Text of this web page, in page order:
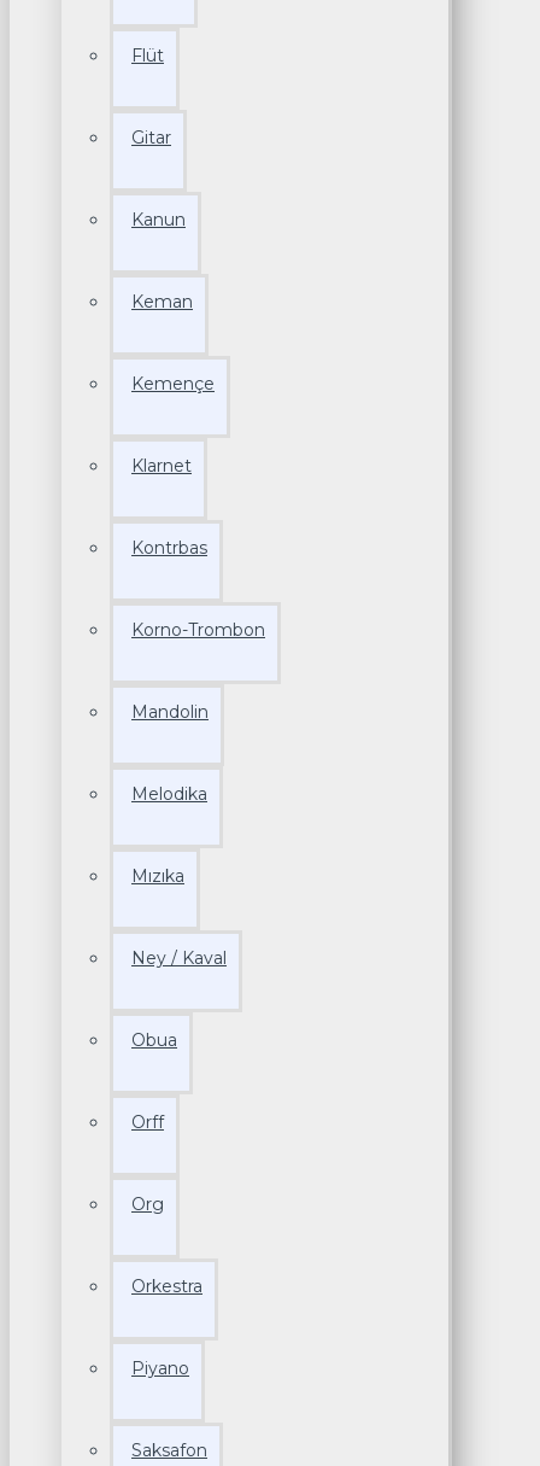
Flüt
Gitar
Kanun
Keman
Kemençe
Klarnet
Kontrbas
Korno-Trombon
Mandolin
Melodika
Mızıka
Ney / Kaval
Obua
Orff
Org
Orkestra
Piyano
Saksafon